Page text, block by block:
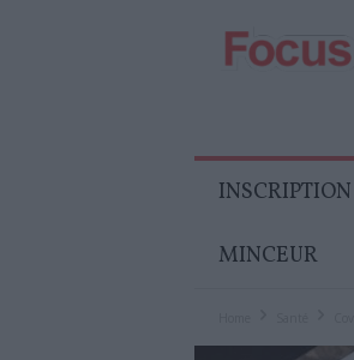
Senior
INSCRIPTION
MINCEUR